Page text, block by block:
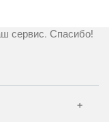
сервис. Спасибо!